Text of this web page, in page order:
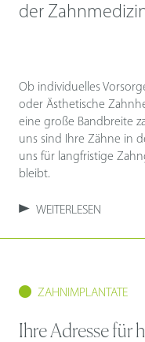
der Zahnmedizin
Ob individuelles
oder Ästhetische
eine große Bandbreite
uns sind Ihre Zähne in
uns für langfristige
bleibt.
WEITERLESEN
ZAHNIMPLANTATE
Ihre Adresse für